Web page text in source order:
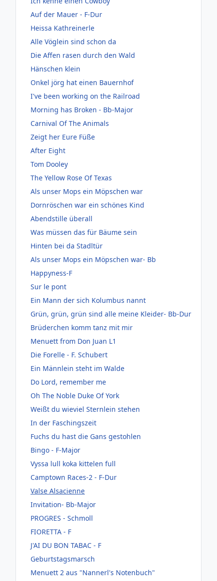
Auf der Mauer - F-Dur
Heissa Kathreinerle
Alle Vöglein sind schon da
Die Affen rasen durch den Wald
Hänschen klein
Onkel jörg hat einen Bauernhof
I've been working on the Railroad
Morning has Broken - Bb-Major
Carnival Of The Animals
Zeigt her Eure Füße
After Eight
Tom Dooley
The Yellow Rose Of Texas
Als unser Mops ein Möpschen war
Dornröschen war ein schönes Kind
Abendstille überall
Was müssen das für Bäume sein
Hinten bei da Stadltür
Als unser Mops ein Möpschen war- Bb
Happyness-F
Sur le pont
Ein Mann der sich Kolumbus nannt
Grün, grün, grün sind alle meine Kleider- Bb-Dur
Brüderchen komm tanz mit mir
Menuett from Don Juan L1
Die Forelle - F. Schubert
Ein Männlein steht im Walde
Do Lord, remember me
Oh The Noble Duke Of York
Weißt du wieviel Sternlein stehen
In der Faschingszeit
Fuchs du hast die Gans gestohlen
Bingo - F-Major
Vyssa lull koka kittelen full
Camptown Races-2 - F-Dur
Valse Alsacienne
Invitation- Bb-Major
PROGRES - Schmoll
FIORETTA - F
J'AI DU BON TABAC - F
Geburtstagsmarsch
Menuett 2 aus "Nannerl's Notenbuch"